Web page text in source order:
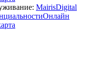
MairisDigital
Онлайн